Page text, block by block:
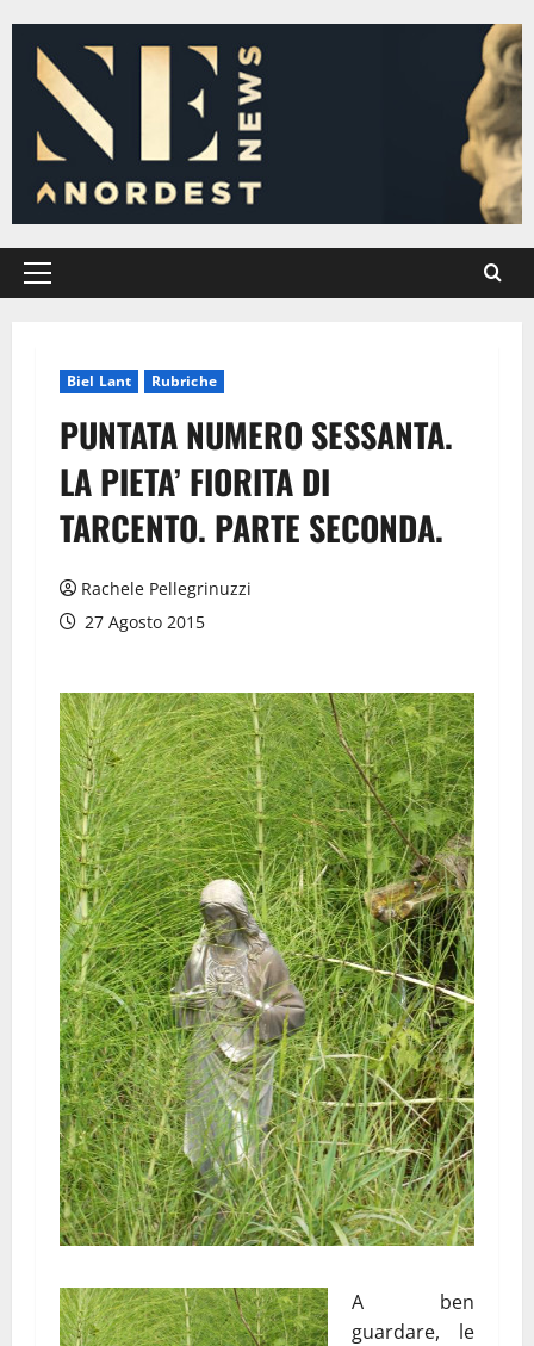
contenuto
Menu
Biel Lant Rubriche
PUNTATA NUMERO SESSANTA.
LA PIETA’ FIORITA DI
TARCENTO. PARTE SECONDA.
Rachele Pellegrinuzzi
27 Agosto 2015
A ben
guardare, le